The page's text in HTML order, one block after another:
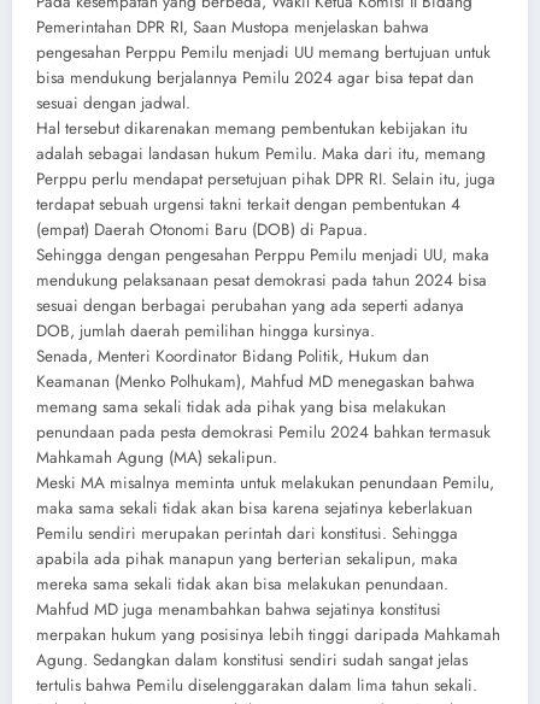
Pemerintahan DPR RI, Saan Mustopa menjelaskan bahwa
pengesahan Perppu Pemilu menjadi UU memang bertujuan untuk
bisa mendukung berjalannya Pemilu 2024 agar bisa tepat dan
sesuai dengan jadwal.
Hal tersebut dikarenakan memang pembentukan kebijakan itu
adalah sebagai landasan hukum Pemilu. Maka dari itu, memang
Perppu perlu mendapat persetujuan pihak DPR RI. Selain itu, juga
terdapat sebuah urgensi takni terkait dengan pembentukan 4
(empat) Daerah Otonomi Baru (DOB) di Papua.
Sehingga dengan pengesahan Perppu Pemilu menjadi UU, maka
mendukung pelaksanaan pesat demokrasi pada tahun 2024 bisa
sesuai dengan berbagai perubahan yang ada seperti adanya
DOB, jumlah daerah pemilihan hingga kursinya.
Senada, Menteri Koordinator Bidang Politik, Hukum dan
Keamanan (Menko Polhukam), Mahfud MD menegaskan bahwa
memang sama sekali tidak ada pihak yang bisa melakukan
penundaan pada pesta demokrasi Pemilu 2024 bahkan termasuk
Mahkamah Agung (MA) sekalipun.
Meski MA misalnya meminta untuk melakukan penundaan Pemilu,
maka sama sekali tidak akan bisa karena sejatinya keberlakuan
Pemilu sendiri merupakan perintah dari konstitusi. Sehingga
apabila ada pihak manapun yang berterian sekalipun, maka
mereka sama sekali tidak akan bisa melakukan penundaan.
Mahfud MD juga menambahkan bahwa sejatinya konstitusi
merpakan hukum yang posisinya lebih tinggi daripada Mahkamah
Agung. Sedangkan dalam konstitusi sendiri sudah sangat jelas
tertulis bahwa Pemilu diselenggarakan dalam lima tahun sekali.